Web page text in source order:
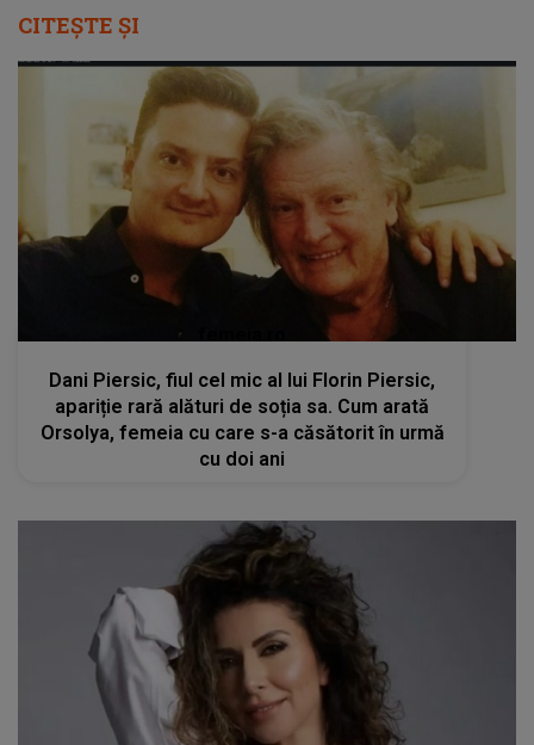
CITEȘTE ȘI
Dani Piersic, fiul cel mic al lui Florin Piersic,
apariție rară alături de soția sa. Cum arată
Orsolya, femeia cu care s-a căsătorit în urmă
cu doi ani